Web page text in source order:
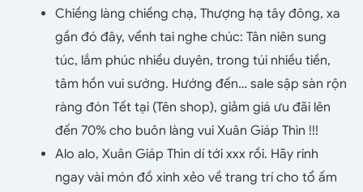
Chiềng làng chiềng chạ, Thượng hạ tây đông, xa
gần đó đây, vểnh tai nghe chúc: Tân niên sung
túc, lắm phúc nhiều duyên, trong túi nhiều tiền,
tâm hồn vui sướng. Hướng đến… sale sập sàn rộn
ràng đón Tết tại (Tên shop), giảm giá ưu đãi lên
đến 70% cho buôn làng vui Xuân Giáp Thìn !!!
Alo alo, Xuân Giáp Thìn dí tới xxx rồi. Hãy rinh
ngay vài món đồ xinh xẻo về trang trí cho tổ ấm